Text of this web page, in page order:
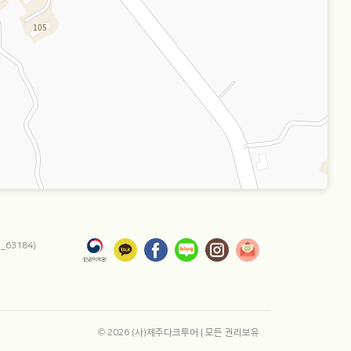
_63184)
© 2026 (사)제주다크투어 | 모든 권리보유